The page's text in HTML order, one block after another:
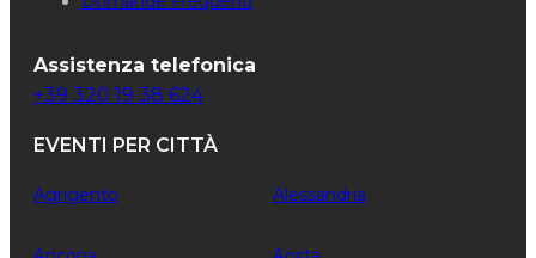
Assistenza telefonica
+39 320 19 38 624
EVENTI PER CITTÀ
Agrigento Alessandria